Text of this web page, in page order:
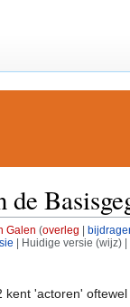
de
Galen (overleg |
| Huidige versie (wijz)
kent 'actoren'